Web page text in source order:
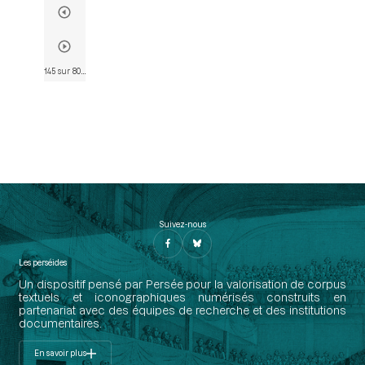
Suivez-nous
Les perséides
Un dispositif pensé par Persée pour la valorisation de corpus
textuels et iconographiques numérisés construits en
partenariat avec des équipes de recherche et des institutions
documentaires.
En savoir plus